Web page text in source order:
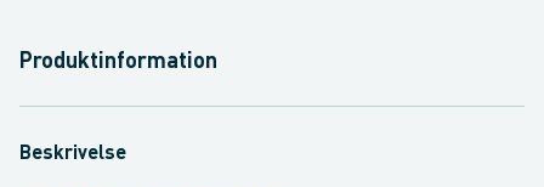
Produktinformation
Beskrivelse